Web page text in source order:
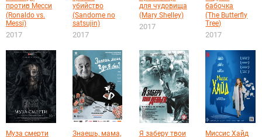
против Месси
(Ronaldo vs.
Messi)
2017
убийство
(Sandome no
satsujin)
2017
для чудовища
(Mary Shelley)
2017
бабочка
(The Butterfly
Tree)
2017
Муза смерти
Знаешь, мама,
Я заберу твои
Миссис Хайд